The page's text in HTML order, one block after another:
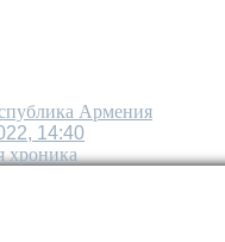
Армения
14:40
хроника